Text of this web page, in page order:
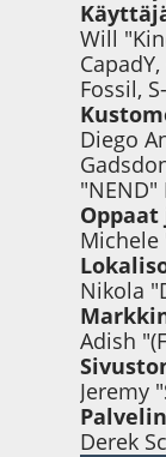
Will
Fossil,
Diego
"NEND"
Michele
Nikola
Adish
Jeremy
Derek